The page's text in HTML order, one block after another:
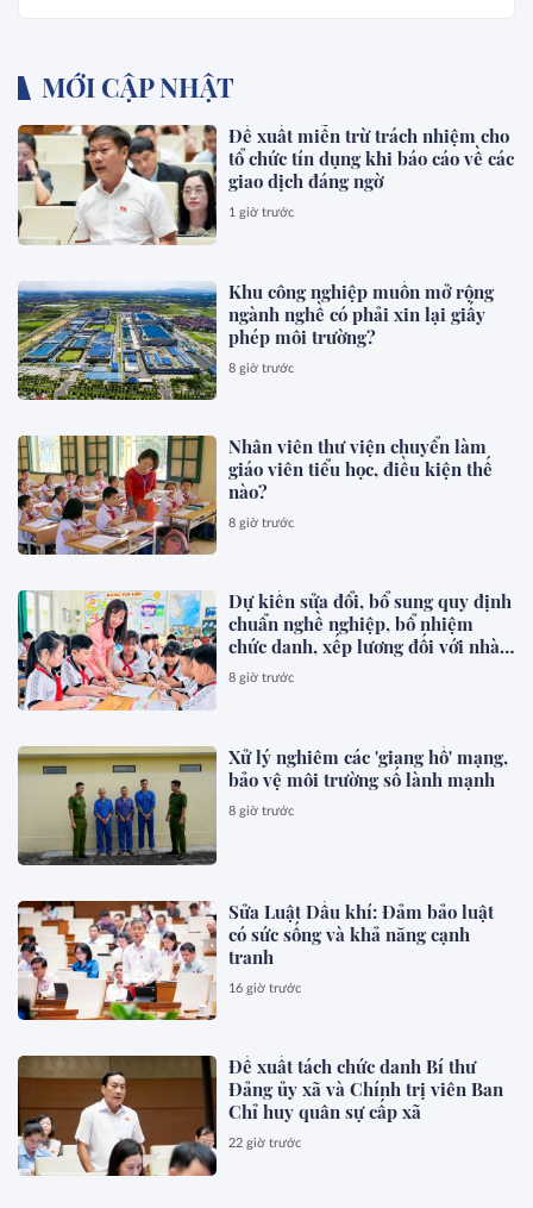
MỚI CẬP NHẬT
Đề xuất miễn trừ trách nhiệm cho
tổ chức tín dụng khi báo cáo về các
giao dịch đáng ngờ
1 giờ trước
Khu công nghiệp muốn mở rộng
ngành nghề có phải xin lại giấy
phép môi trường?
8 giờ trước
Nhân viên thư viện chuyển làm
giáo viên tiểu học, điều kiện thế
nào?
8 giờ trước
Dự kiến sửa đổi, bổ sung quy định
chuẩn nghề nghiệp, bổ nhiệm
chức danh, xếp lương đối với nhà
giáo
8 giờ trước
Xử lý nghiêm các 'giang hồ' mạng,
bảo vệ môi trường số lành mạnh
8 giờ trước
Sửa Luật Dầu khí: Đảm bảo luật
có sức sống và khả năng cạnh
tranh
16 giờ trước
Đề xuất tách chức danh Bí thư
Đảng ủy xã và Chính trị viên Ban
Chỉ huy quân sự cấp xã
22 giờ trước